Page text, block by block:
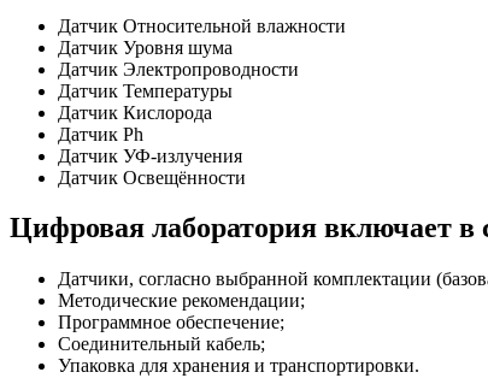
Датчик Относительной влажности
Датчик Уровня шума
Датчик Электропроводности
Датчик Температуры
Датчик Кислорода
Датчик Ph
Датчик УФ-излучения
Датчик Освещённости
Цифровая лаборатория включает в
Датчики, согласно выбранной комплектации
Методические рекомендации;
Программное обеспечение;
Соединительный кабель;
Упаковка для хранения и транспортировки.